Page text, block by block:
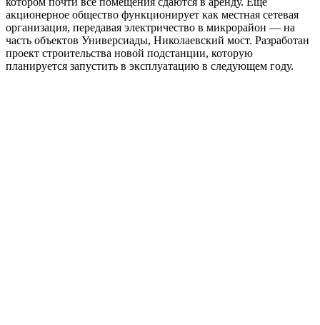
акционерное общество функционирует как местная сетевая
организация, передавая электричество в микрорайон — на
часть объектов Универсиады, Николаевский мост. Разработан
проект строительства новой подстанции, которую
планируется запустить в эксплуатацию в следующем году.